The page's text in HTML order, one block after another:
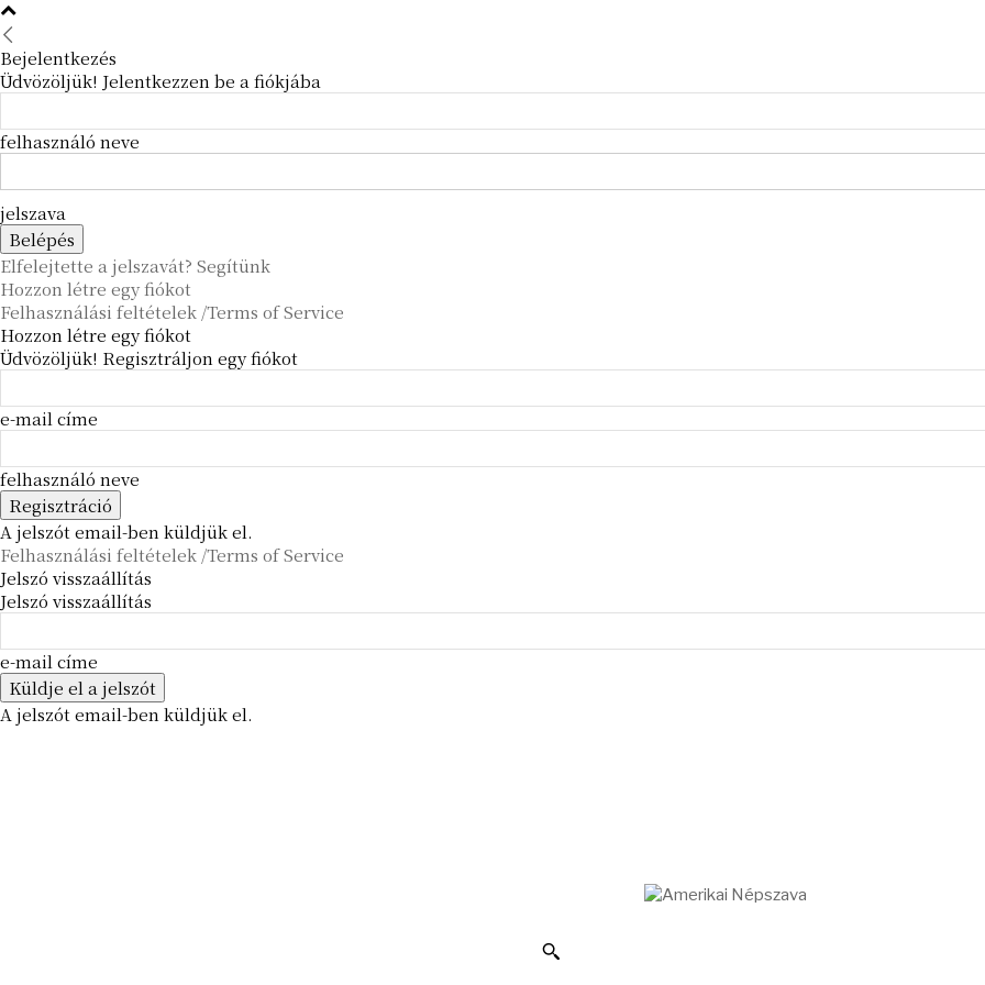
Bejelentkezés
Üdvözöljük! Jelentkezzen be a fiókjába
felhasználó neve
jelszava
Elfelejtette a jelszavát? Segítünk
Hozzon létre egy fiókot
Felhasználási feltételek /Terms of Service
Hozzon létre egy fiókot
Üdvözöljük! Regisztráljon egy fiókot
e-mail címe
felhasználó neve
A jelszót email-ben küldjük el.
Felhasználási feltételek /Terms of Service
Jelszó visszaállítás
Jelszó visszaállítás
e-mail címe
A jelszót email-ben küldjük el.